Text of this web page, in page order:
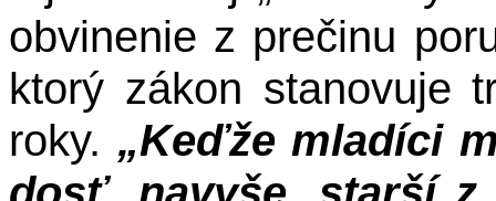
obvinenie z prečinu
ktorý zákon stanovuje
roky. „Keďže mladíci